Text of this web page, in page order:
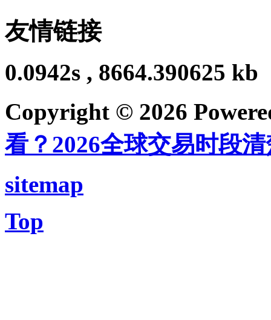
友情链接
0.0942s , 8664.390625 kb
Copyright © 2026
看？2026全球交易时段
sitemap
Top